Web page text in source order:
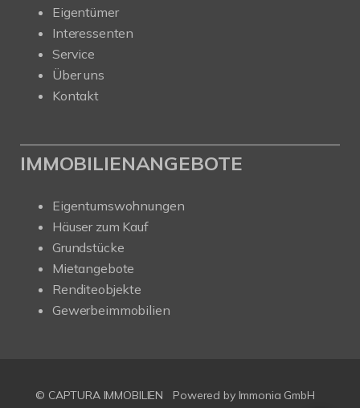
Eigentümer
Interessenten
Service
Über uns
Kontakt
IMMOBILIENANGEBOTE
Eigentumswohnungen
Häuser zum Kauf
Grundstücke
Mietangebote
Renditeobjekte
Gewerbeimmobilien
© CAPTURA IMMOBILIEN Powered by Immonia GmbH